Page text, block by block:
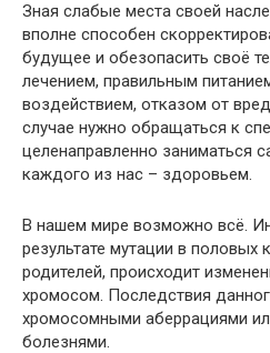
Зная слабые места своей
вполне способен
будущее и обезопасить своё
лечением, правильным
воздействием, отказом от
случае нужно обращаться к
целенаправленно заниматься
каждого из нас – здоровьем.
В нашем мире возможно всё.
результате мутации в половых
родителей, происходит
хромосом. Последствия
хромосомными аберрациями
болезнями.